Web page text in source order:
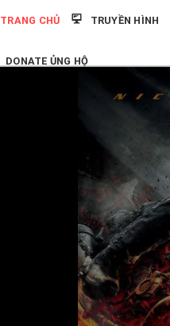
TRANG CHỦ TRUYỀN HÌNH
DONATE ỦNG HỘ